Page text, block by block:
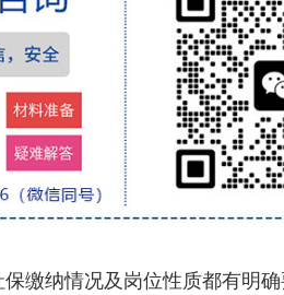
纳情况及岗位性质都有明